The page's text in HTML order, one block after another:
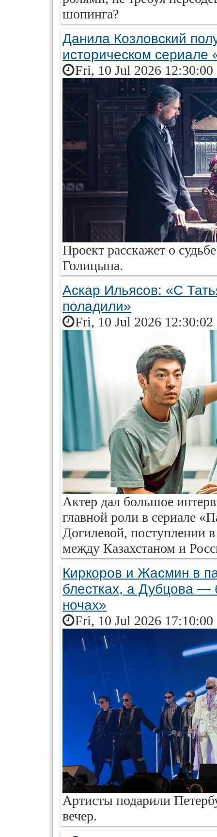
шопинга?
Данила Козловский
историческом сериале
Fri, 10 Jul 2026 12:30:00
Проект расскажет о
Голицына.
Аскар Ильясов: «С
поладили»
Fri, 10 Jul 2026 12:30:02
Актер дал большое
главной роли в сериале
Догилевой, поступлении
между Казахстаном и
Киркоров и Жасмин в
блестках, а Дубцова —
ночах»
Fri, 10 Jul 2026 17:10:00
Артисты подарили
вечер.